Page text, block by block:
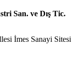
San. ve Dış Tic.
İmes Sanayi Sitesi